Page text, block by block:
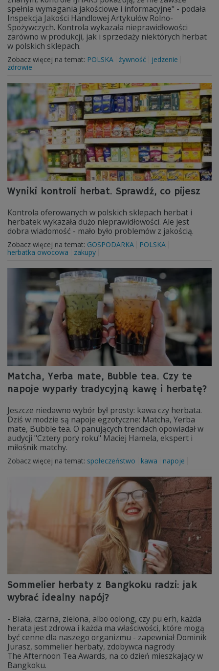
spełnia wymagania jakościowe i informacyjne" - podała
Inspekcja Jakości Handlowej Artykułów Rolno-
Spożywczych. Kontrola wykazała nieprawidłowości
zarówno w produkcji, jak i sprzedaży niektórych herbat
w polskich sklepach.
Zobacz więcej na temat: POLSKA żywność
jedzenie
zdrowie
Wyniki kontroli herbat. Sprawdź, co pijesz
Kontrola oferowanych w polskich sklepach herbat i
herbatek wykazała dużo nieprawidłowości. Ale jest
dobra wiadomość - mało było problemów z jakością.
Zobacz więcej na temat: GOSPODARKA
POLSKA
herbatka owocowa
zakupy
Matcha, Yerba mate, Bubble tea. Czy te
napoje wyparły tradycyjną kawę i herbatę?
Jeszcze niedawno wybór był prosty: kawa czy herbata.
Dziś w modzie są napoje egzotyczne: Matcha, Yerba
mate, Bubble tea. O panujących trendach opowiadał w
audycji "Cztery pory roku" Maciej Hamela, ekspert i
miłośnik matchy.
Zobacz więcej na temat: społeczeństwo kawa napoje
Sommelier herbaty z Bangkoku radzi: jak
wybrać idealny napój?
- Biała, czarna, zielona, albo oolong, czy pu erh, każda
herata jest zdrowa i każda ma właściwości, które mogą
być cenne dla naszego organizmu - zapewniał Dominik
Jurasz, sommelier herbaty, zdobywca nagrody
The Afternoon Tea Awards, na co dzień mieszkający w
Bangkoku.